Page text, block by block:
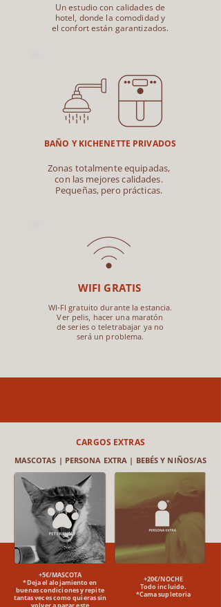
Un estudio con calidades de
hotel, donde la comodidad y
el confort están garantizados.
BAÑO Y KICHENETTE PRIVADOS
Zonas totalmente equipadas,
con las mejores calidades.
Pequeñas, pero prácticas.
WIFI GRATIS
WI-FI gratuito durante la estancia.
Ver pelis, hacer una maratón
de series o teletrabajar ya no
será un problema.
CARGOS EXTRAS
MASCOTAS | PERSONA EXTRA | BEBÉS Y NIÑOS/AS
+20€/NOCHE
Todo incluido.​
*Cama supletoria
+5€/MASCOTA​
*Deja el alojamiento en
buenas condiciones y repite
tantas veces como quieras sin
volver a pagar este